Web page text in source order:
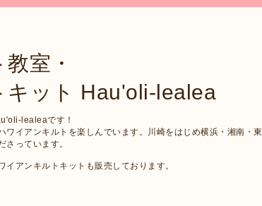
室・
ット Hau'oli-lealea
lealeaです！
ワイアンキルトを楽しんでいます。川崎をはじめ横浜・湘南・東
っています。
アンキルトキットも販売しております。